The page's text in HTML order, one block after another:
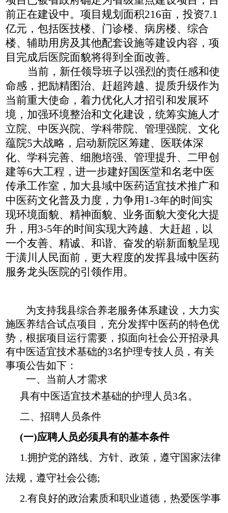
前正在建设中。项目规划面积216亩，投资7.1
亿元，包括医技楼、门诊楼、病房楼、综合
楼、辅助用房及其他配套设施等建设内容，项
目完成后医院面貌将得到全面改善。
当前，新任领导班子以强烈的责任感和使
命感，把励精图治、赶超跨越、提质升级作为
当前重大使命，着力优化人才招引和发展环
境，加强环境整治和文化建设，统筹实施人才
立院、中医兴院、学科带院、管理强院、文化
蕴院5大战略，启动新院区筹建、医联体深
化、学科完善、细胞培强、管理提升、二甲创
建等6大工程，进一步建好国医堂和名老中医
传承工作室，加大县域中医药适宜技术推广和
中医药文化普及力度， 力争用 1-3年的时间实
现环境面貌、精神面貌、业务面貌大变化大提
升，用3-5年的时间实现大跨越、大赶超，以
一个友善、精诚、和谐、奋发的崭新面貌呈现
于潢川人民面前，更大程度的发挥县域中医药
服务龙头医院的引领作用。
为支持我县综合养老服务体系建设，大力实
施医养结合试点项目，充分发挥中医药的特色优
势，根据项目运行需要，拟面向社会公开招录具
有中医适宜技术基础的3名护理专技人员，有关
事项公告如下：
一、当前人才需求
具有中医适宜技术基础的护理人员3名。
二、招聘人员条件
(一)应聘人员必须具有的基本条件
1.拥护党的路线、方针、政策，遵守国家法律
法规，遵守社会公德;
2.有良好的政治素质和职业道德，热爱医学事